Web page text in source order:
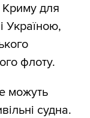
Криму для
Україною,
флоту.
можуть
судна.